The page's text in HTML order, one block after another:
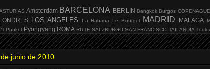
Amsterdam BARCELONA BERLIN Bangkok Burgos COPENAGUE
LOS ANGELES La Habana Le Bourget MADRID MALAGA
Phuket Pyongyang ROMA RUTE SALZBURGO SAN FRANCISCO TAILANDIA
junio de 2010